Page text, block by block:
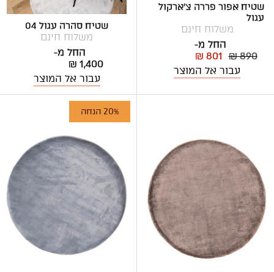
שטיח אפור פררה צ'ארקול
עגול
משלוח חינם
החל מ-
₪ 890
₪ 801
עבור אל המוצר
שטיח סהרה עגול 04
משלוח חינם
החל מ-
₪ 1,400
עבור אל המוצר
20% הנחה